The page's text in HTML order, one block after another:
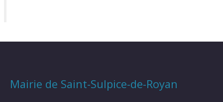
Mairie de Saint-Sulpice-de-Royan